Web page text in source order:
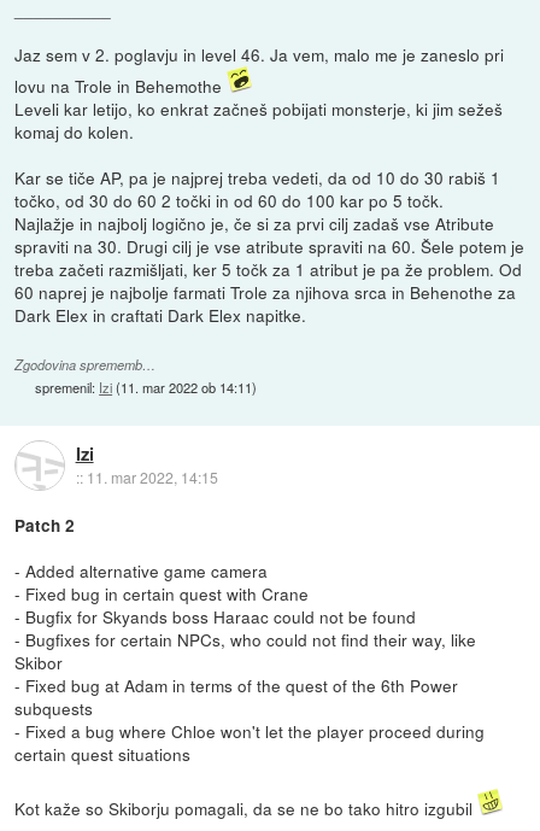
Jaz sem v 2. poglavju in level 46. Ja vem, malo me je zaneslo pri
lovu na Trole in Behemothe
Leveli kar letijo, ko enkrat začneš pobijati monsterje, ki jim sežeš
komaj do kolen.
Kar se tiče AP, pa je najprej treba vedeti, da od 10 do 30 rabiš 1
točko, od 30 do 60 2 točki in od 60 do 100 kar po 5 točk.
Najlažje in najbolj logično je, če si za prvi cilj zadaš vse Atribute
spraviti na 30. Drugi cilj je vse atribute spraviti na 60. Šele potem je
treba začeti razmišljati, ker 5 točk za 1 atribut je pa že problem. Od
60 naprej je najbolje farmati Trole za njihova srca in Behenothe za
Dark Elex in craftati Dark Elex napitke.
Zgodovina sprememb…
spremenil: Izi(11. mar 2022 ob 14:11)
Izi
:: 11. mar 2022, 14:15
Patch 2
- Added alternative game camera
- Fixed bug in certain quest with Crane
- Bugfix for Skyands boss Haraac could not be found
- Bugfixes for certain NPCs, who could not find their way, like
Skibor
- Fixed bug at Adam in terms of the quest of the 6th Power
subquests
- Fixed a bug where Chloe won't let the player proceed during
certain quest situations
Kot kaže so Skiborju pomagali, da se ne bo tako hitro izgubil